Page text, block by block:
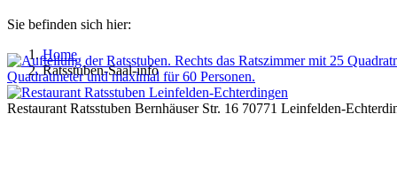
Sie befinden sich hier:
Home
Ratsstuben-Saal-info
Restaurant Ratsstuben Bernhäuser Str. 16 70771 Leinfelden-